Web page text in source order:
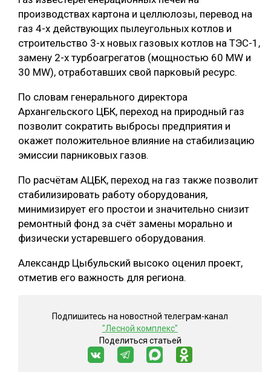
ДЕРЕВЯННОЕ ДОМОСТРОЕНИЕ
БЕЗОПАСНОЕ ПРОИЗВОДСТВО
СОРТИРОВКА ДРЕВЕСИНЫ
СУШКА ДРЕВЕСИНЫ
МЕБЕЛЬНОЕ ПРОИЗВОДСТВО
производствах картона и целлюлозы, перевод на
газ 4-х действующих пылеугольных котлов и
строительство 3-х новых газовых котлов на ТЭС-1,
замену 2-х турбоагрегатов (мощностью 60 MW и
30 MW), отработавших свой парковый ресурс.
По словам генерального директора
Архангельского ЦБК, переход на природный газ
позволит сократить выбросы предприятия и
окажет положительное влияние на стабилизацию
эмиссии парниковых газов.
По расчётам АЦБК, переход на газ также позволит
стабилизировать работу оборудования,
минимизирует его простои и значительно снизит
ремонтный фонд за счёт замены морально и
физически устаревшего оборудования.
Александр Цыбульский высоко оценил проект,
отметив его важность для региона.
Подпишитесь на новостной телеграм-канал
"Лесной комплекс"
Поделиться статьей